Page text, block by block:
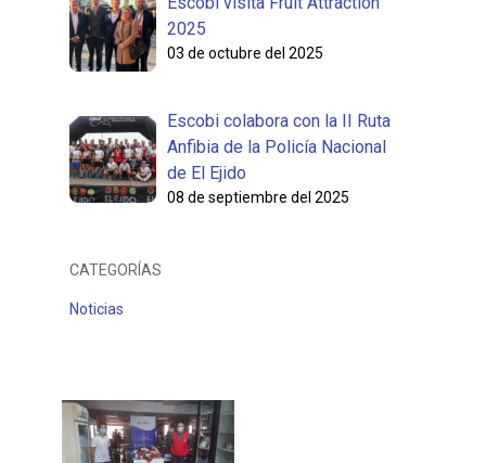
2025
03 de octubre del 2025
Escobi colabora con la II Ruta
Anfibia de la Policía Nacional
de El Ejido
08 de septiembre del 2025
CATEGORÍAS
Noticias